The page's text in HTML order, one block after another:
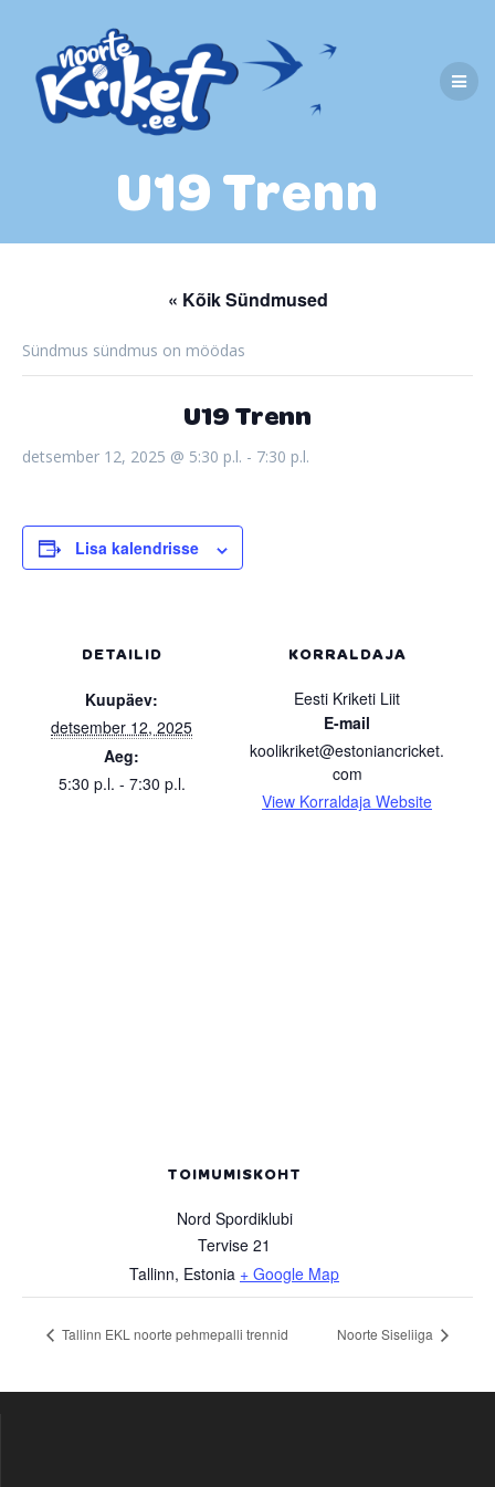
content
U19 Trenn
« Kõik Sündmused
Sündmus sündmus on möödas
U19 Trenn
detsember 12, 2025 @ 5:30 p.l. - 7:30 p.l.
Lisa kalendrisse
DETAILID
Kuupäev:
detsember 12, 2025
Aeg:
5:30 p.l. - 7:30 p.l.
KORRALDAJA
Eesti Kriketi Liit
E-mail
koolikriket@estoniancricket.
com
View Korraldaja Website
TOIMUMISKOHT
Nord Spordiklubi
Tervise 21
Tallinn, Estonia + Google Map
Tallinn EKL noorte pehmepalli trennid Noorte Siseliiga